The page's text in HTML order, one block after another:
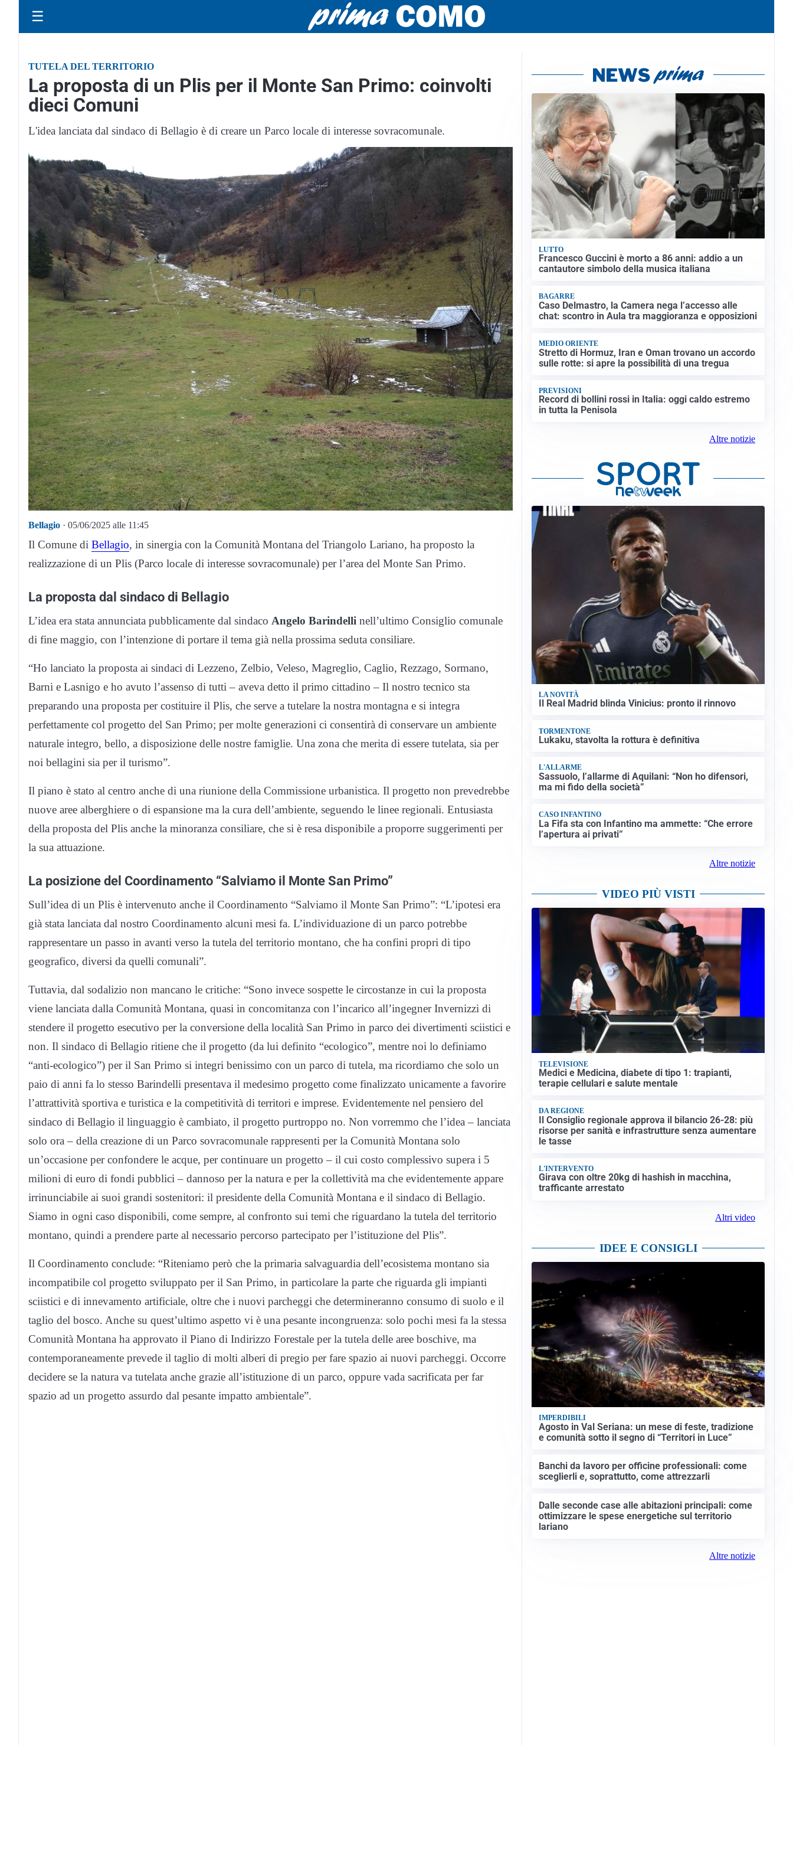
☰
TUTELA DEL TERRITORIO
La proposta di un Plis per il Monte San Primo: coinvolti
dieci Comuni
L'idea lanciata dal sindaco di Bellagio è di creare un Parco locale di interesse sovracomunale.
Bellagio · 05/06/2025 alle 11:45
Il Comune di Bellagio, in sinergia con la Comunità Montana del Triangolo Lariano, ha proposto la
realizzazione di un Plis (Parco locale di interesse sovracomunale) per l’area del Monte San Primo.
La proposta dal sindaco di Bellagio
L’idea era stata annunciata pubblicamente dal sindaco Angelo Barindelli nell’ultimo Consiglio comunale
di fine maggio, con l’intenzione di portare il tema già nella prossima seduta consiliare.
“Ho lanciato la proposta ai sindaci di Lezzeno, Zelbio, Veleso, Magreglio, Caglio, Rezzago, Sormano,
Barni e Lasnigo e ho avuto l’assenso di tutti – aveva detto il primo cittadino – Il nostro tecnico sta
preparando una proposta per costituire il Plis, che serve a tutelare la nostra montagna e si integra
perfettamente col progetto del San Primo; per molte generazioni ci consentirà di conservare un ambiente
naturale integro, bello, a disposizione delle nostre famiglie. Una zona che merita di essere tutelata, sia per
noi bellagini sia per il turismo”.
Il piano è stato al centro anche di una riunione della Commissione urbanistica. Il progetto non prevedrebbe
nuove aree alberghiere o di espansione ma la cura dell’ambiente, seguendo le linee regionali. Entusiasta
della proposta del Plis anche la minoranza consiliare, che si è resa disponibile a proporre suggerimenti per
la sua attuazione.
La posizione del Coordinamento “Salviamo il Monte San Primo”
Sull’idea di un Plis è intervenuto anche il Coordinamento “Salviamo il Monte San Primo”: “L’ipotesi era
già stata lanciata dal nostro Coordinamento alcuni mesi fa. L’individuazione di un parco potrebbe
rappresentare un passo in avanti verso la tutela del territorio montano, che ha confini propri di tipo
geografico, diversi da quelli comunali”.
Tuttavia, dal sodalizio non mancano le critiche: “Sono invece sospette le circostanze in cui la proposta
viene lanciata dalla Comunità Montana, quasi in concomitanza con l’incarico all’ingegner Invernizzi di
stendere il progetto esecutivo per la conversione della località San Primo in parco dei divertimenti sciistici e
non. Il sindaco di Bellagio ritiene che il progetto (da lui definito “ecologico”, mentre noi lo definiamo
“anti-ecologico”) per il San Primo si integri benissimo con un parco di tutela, ma ricordiamo che solo un
paio di anni fa lo stesso Barindelli presentava il medesimo progetto come finalizzato unicamente a favorire
l’attrattività sportiva e turistica e la competitività di territori e imprese. Evidentemente nel pensiero del
sindaco di Bellagio il linguaggio è cambiato, il progetto purtroppo no. Non vorremmo che l’idea – lanciata
solo ora – della creazione di un Parco sovracomunale rappresenti per la Comunità Montana solo
un’occasione per confondere le acque, per continuare un progetto – il cui costo complessivo supera i 5
milioni di euro di fondi pubblici – dannoso per la natura e per la collettività ma che evidentemente appare
irrinunciabile ai suoi grandi sostenitori: il presidente della Comunità Montana e il sindaco di Bellagio.
Siamo in ogni caso disponibili, come sempre, al confronto sui temi che riguardano la tutela del territorio
montano, quindi a prendere parte al necessario percorso partecipato per l’istituzione del Plis”.
Il Coordinamento conclude: “Riteniamo però che la primaria salvaguardia dell’ecosistema montano sia
incompatibile col progetto sviluppato per il San Primo, in particolare la parte che riguarda gli impianti
sciistici e di innevamento artificiale, oltre che i nuovi parcheggi che determineranno consumo di suolo e il
taglio del bosco. Anche su quest’ultimo aspetto vi è una pesante incongruenza: solo pochi mesi fa la stessa
Comunità Montana ha approvato il Piano di Indirizzo Forestale per la tutela delle aree boschive, ma
contemporaneamente prevede il taglio di molti alberi di pregio per fare spazio ai nuovi parcheggi. Occorre
decidere se la natura va tutelata anche grazie all’istituzione di un parco, oppure vada sacrificata per far
spazio ad un progetto assurdo dal pesante impatto ambientale”.
LUTTO
Francesco Guccini è morto a 86 anni: addio a un
cantautore simbolo della musica italiana
BAGARRE
Caso Delmastro, la Camera nega l’accesso alle
chat: scontro in Aula tra maggioranza e opposizioni
MEDIO ORIENTE
Stretto di Hormuz, Iran e Oman trovano un accordo
sulle rotte: si apre la possibilità di una tregua
PREVISIONI
Record di bollini rossi in Italia: oggi caldo estremo
in tutta la Penisola
Altre notizie
LA NOVITÀ
Il Real Madrid blinda Vinicius: pronto il rinnovo
TORMENTONE
Lukaku, stavolta la rottura è definitiva
L'ALLARME
Sassuolo, l’allarme di Aquilani: “Non ho difensori,
ma mi fido della società”
CASO INFANTINO
La Fifa sta con Infantino ma ammette: “Che errore
l’apertura ai privati”
Altre notizie
VIDEO PIÙ VISTI
TELEVISIONE
Medici e Medicina, diabete di tipo 1: trapianti,
terapie cellulari e salute mentale
DA REGIONE
Il Consiglio regionale approva il bilancio 26-28: più
risorse per sanità e infrastrutture senza aumentare
le tasse
L'INTERVENTO
Girava con oltre 20kg di hashish in macchina,
trafficante arrestato
Altri video
IDEE E CONSIGLI
IMPERDIBILI
Agosto in Val Seriana: un mese di feste, tradizione
e comunità sotto il segno di “Territori in Luce”
Banchi da lavoro per officine professionali: come
sceglierli e, soprattutto, come attrezzarli
Dalle seconde case alle abitazioni principali: come
ottimizzare le spese energetiche sul territorio
lariano
Altre notizie